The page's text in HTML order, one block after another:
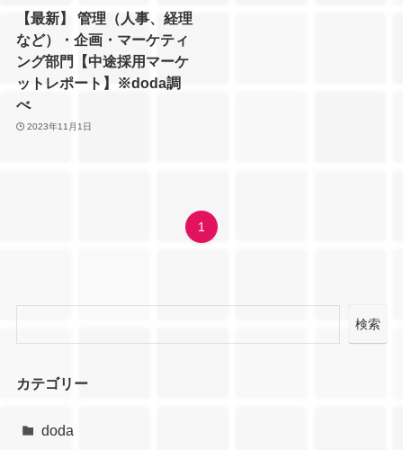
【最新】 管理（人事、経理
など）・企画・マーケティ
ング部門【中途採用マーケ
ットレポート】※doda調
べ
2023年11月1日
1
検索
カテゴリー
doda